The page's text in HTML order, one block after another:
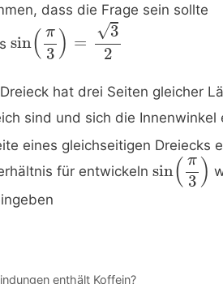
dass die Frage sein sollte
sin( π
3 ) =
√3
2
hat drei Seiten gleicher
sind und sich die
eines gleichseitigen Dreiecks
für entwickeln sin( π
3 )
enthält Koffein?